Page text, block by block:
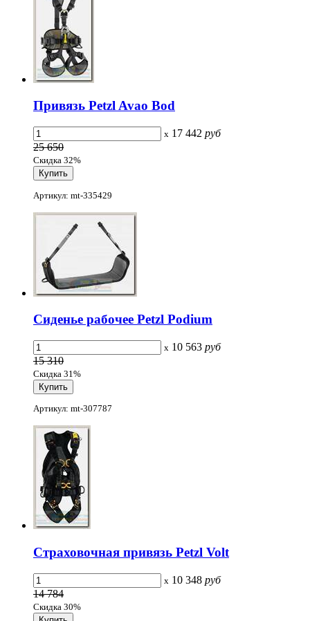
Привязь Petzl Avao Bod
x 17 442 руб
25 650
Скидка 32%
Артикул: mt-335429
Сиденье рабочее Petzl Podium
x 10 563 руб
15 310
Скидка 31%
Артикул: mt-307787
Страховочная привязь Petzl Volt
x 10 348 руб
14 784
Скидка 30%